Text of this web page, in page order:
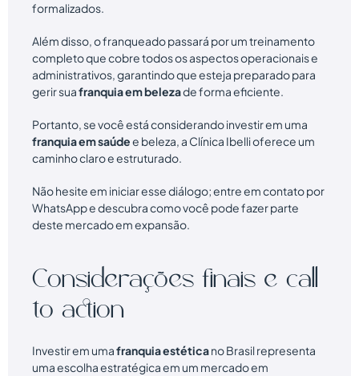
formalizados.
Além disso, o franqueado passará por um treinamento
completo que cobre todos os aspectos operacionais e
administrativos, garantindo que esteja preparado para
gerir suafranquia em belezade forma eficiente.
Portanto, se você está considerando investir em uma
franquia em saúdee beleza, a Clínica Ibelli oferece um
caminho claro e estruturado.
Não hesite em iniciar esse diálogo; entre em contato por
WhatsApp e descubra como você pode fazer parte
deste mercado em expansão.
Considerações finais e call
to action
Investir em umafranquia estéticano Brasil representa
uma escolha estratégica em um mercado em